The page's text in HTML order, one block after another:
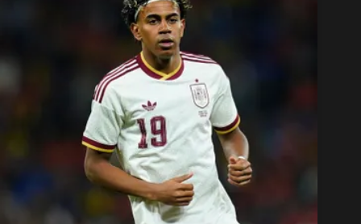
Classement
Paris sportifs